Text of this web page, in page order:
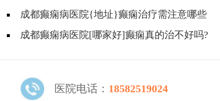
么症状?
成都癫痫病医院{地址}癫痫治疗需注意哪些
问题?成都癫痫病医院[哪家好]癫痫真的治不好吗?
医院电话： 18582519024